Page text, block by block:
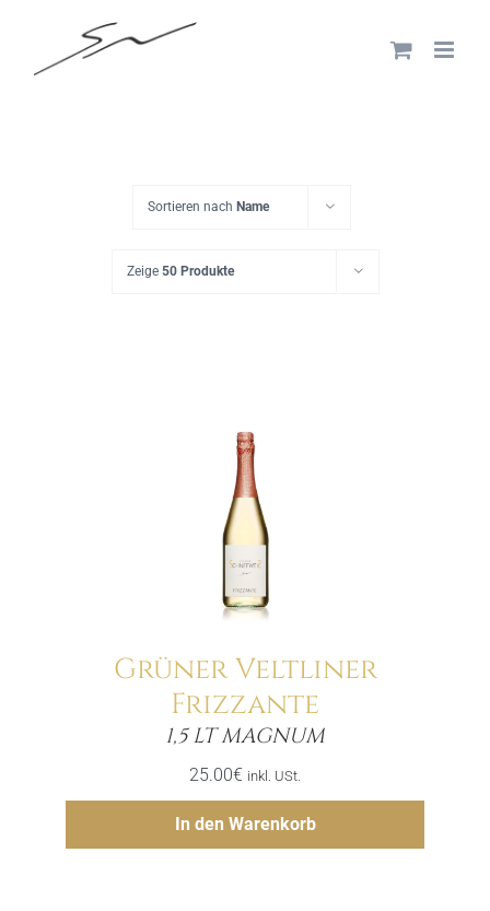
content
Sortieren nach Name
Zeige 50 Produkte
Grüner Veltliner
Frizzante
1,5 LT MAGNUM
25.00€ inkl. USt.
In den Warenkorb
Menge
Hinzufügen